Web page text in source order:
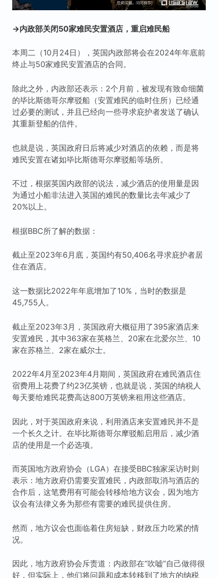
→内政部关闭50家难民安置酒店，重启难民船
本周二（10月24日），英国内政部将会在2024年年底前
终止与50家难民安置酒店的合同。
除此之外，内政部还表示：2个月前，被发现有致命细菌
的毕比斯德哥尔摩驳船（安置难民的临时住所）已经通
过必要的测试，并且已经向一些寻求庇护者发送了确认
其重新登船的信件。
也就是说，英国政府日后将减少对酒店的依赖，而是将
难民安置在诸如毕比斯德哥尔摩驳船等场所。
不过，根据英国内政部的说法，减少酒店的使用量是因
为通过小船非法进入英国的难民的数量比去年减少了
20%以上。
根据BBC所了解的数据：
截止至2023年6月底，英国约有50,406名寻求庇护者居
住在酒店。
这一数据比2022年年底增加了10%，当时的数据是
45,755人。
截止至2023年3月，英国政府大概征用了395家酒店来
安置难民，其中363家在英格兰、20家在北爱尔兰、10
家在苏格兰、2家在威尔士。
2022年4月至2023年4月期间，英国政府在难民酒店住
宿费用上花费了约23亿英镑，也就是说，英国的纳税人
每天要给难民花费高达800万英镑来租用这些酒店。
因此，对于英国政府来说，利用酒店来安置难民并不是
一个长久之计。在毕比斯德哥尔摩驳船启用后，减少酒
店的使用是一个必选项。
而英国地方政府协会（LGA）在接受BBC独家采访时则
表示：地方政府仍需要安置难民，内政部取消与酒店的
合作后，这笔费用有可能会转移给地方议会，因为地方
议会有法律义务为那些有需要的难民提供住房。
然而，地方议会也面临着住房短缺，财政压力吃紧的情
况。
因此，地方政府协会斥责道：内政部在“吹嘘”自己做得很
好，但实际上，他们将问题和成本转移到了地方的纳税